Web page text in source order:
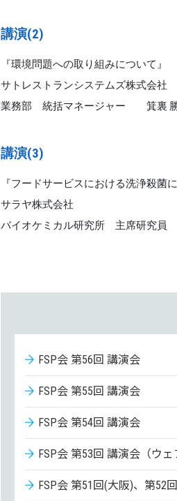
講演(2)
『環境問題への取り組みについて』
サトレストランシステムズ株式会社
業務部 統括マネージャー 箕裏
講演(3)
『フードサービスにおける洗浄殺菌に
サラヤ株式会社
バイオケミカル研究所 主席研究
FSP会 第56回 講演会
FSP会 第55回 講演会
FSP会 第54回 講演会
FSP会 第53回 講演会（ウェ
FSP会 第51回(大阪)、第52